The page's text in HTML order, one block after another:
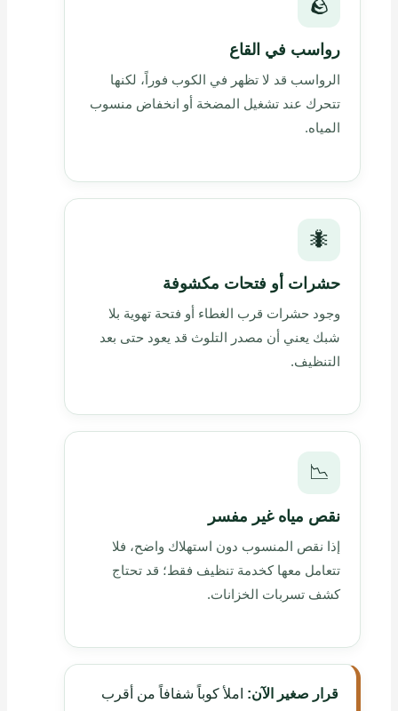
🪨
رواسب في القاع
الرواسب قد لا تظهر في الكوب فوراً، لكنها
تتحرك عند تشغيل المضخة أو انخفاض منسوب
المياه.
🐜
حشرات أو فتحات مكشوفة
وجود حشرات قرب الغطاء أو فتحة تهوية بلا
شبك يعني أن مصدر التلوث قد يعود حتى بعد
التنظيف.
📉
نقص مياه غير مفسر
إذا نقص المنسوب دون استهلاك واضح، فلا
تتعامل معها كخدمة تنظيف فقط؛ قد تحتاج
كشف تسربات الخزانات.
قرار صغير الآن: املأ كوباً شفافاً من أقرب